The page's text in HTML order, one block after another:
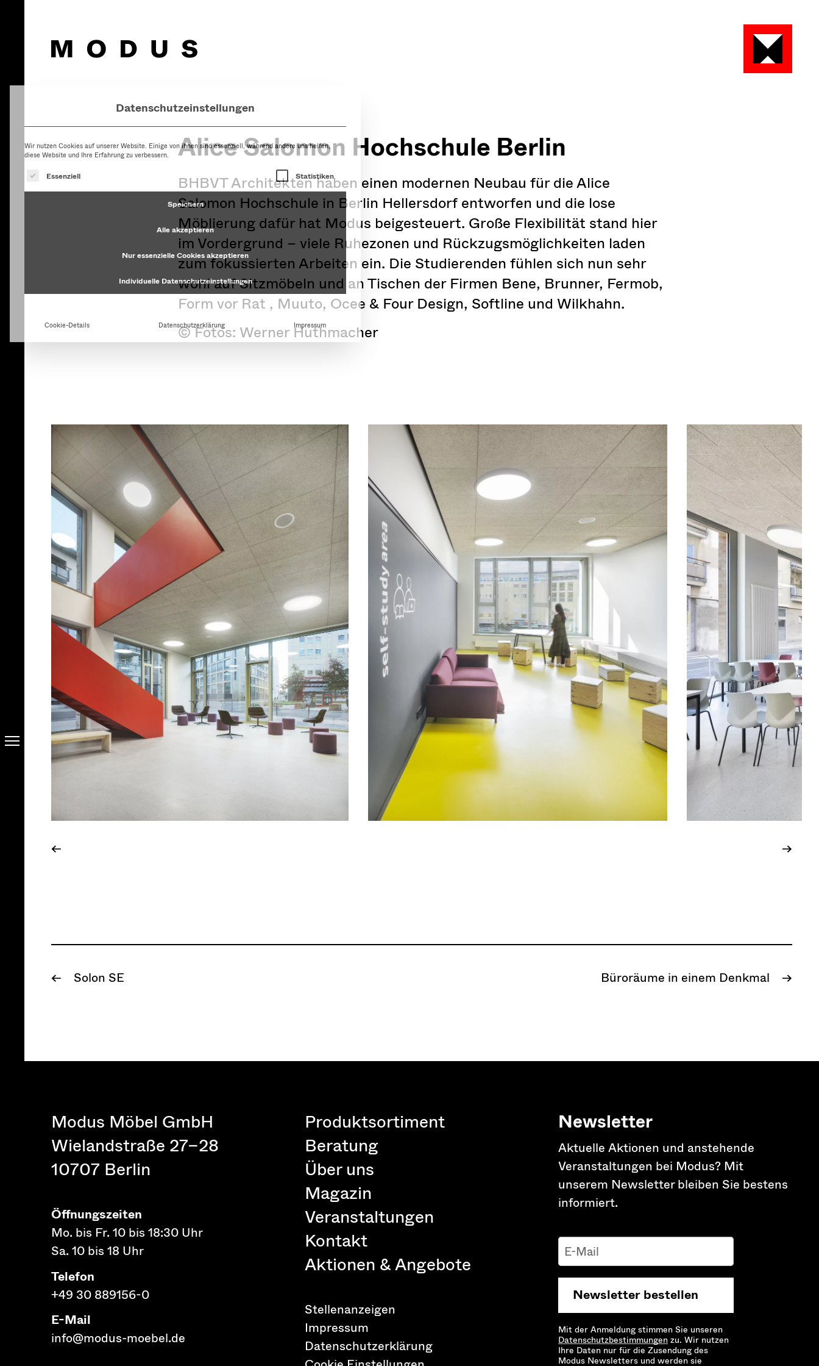
Alice Salomon Hochschule Berlin
BHBVT Architekten haben einen modernen Neubau für die Alice
Salomon Hochschule in Berlin Hellersdorf entworfen und die lose
Möblierung dafür hat Modus beigesteuert. Große Flexibilität stand hier
im Vordergrund – viele Ruhezonen und Rückzugsmöglichkeiten laden
zum fokussierten Arbeiten ein. Die Studierenden fühlen sich nun sehr
wohl auf Sitzmöbeln und an Tischen der Firmen Bene, Brunner, Fermob,
Form vor Rat , Muuto, Ocee & Four Design, Softline und Wilkhahn.
© Fotos: Werner Huthmacher
← →
← Solon SE Büroräume in einem Denkmal →
Modus Möbel GmbH
Wielandstraße 27–28
10707 Berlin
Öffnungszeiten
Mo. bis Fr. 10 bis 18:30 Uhr
Sa. 10 bis 18 Uhr
Telefon
+49 30 889156-0
E-Mail
info@modus-moebel.de
Produktsortiment
Beratung
Über uns
Magazin
Veranstaltungen
Kontakt
Aktionen & Angebote
Stellenanzeigen
Impressum
Datenschutzerklärung
Newsletter
Aktuelle Aktionen und anstehende
Veranstaltungen bei Modus? Mit
unserem Newsletter bleiben Sie bestens
informiert.
Newsletter bestellen
Mit der Anmeldung stimmen Sie unseren
Datenschutz­bestimmungen zu. Wir nutzen
Ihre Daten nur für die Zusendung des
Modus Newsletters und werden sie
Speichern
Alle akzeptieren
Nur essenzielle Cookies akzeptieren
Individuelle Datenschutzeinstellungen
Datenschutzerklärung Impressum